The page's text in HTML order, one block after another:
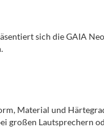
sich die GAIA
Material und
großen Lautsprechern